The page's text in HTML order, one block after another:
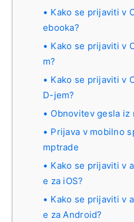
Kako se prijaviti v
ebooka?
Kako se prijaviti v
m?
Kako se prijaviti v
D-jem?
Obnovitev gesla iz
Prijava v mobilno
mptrade
Kako se prijaviti v
e za iOS?
Kako se prijaviti v
e za Android?